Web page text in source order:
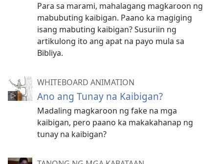
Para sa marami, mahalagang magkaroon ng
mabubuting kaibigan. Paano ka magiging
isang mabuting kaibigan? Susuriin ng
artikulong ito ang apat na payo mula sa
Bibliya.
WHITEBOARD ANIMATION
Ano ang Tunay na Kaibigan?
Madaling magkaroon ng fake na mga
kaibigan, pero paano ka makakahanap ng
tunay na kaibigan?